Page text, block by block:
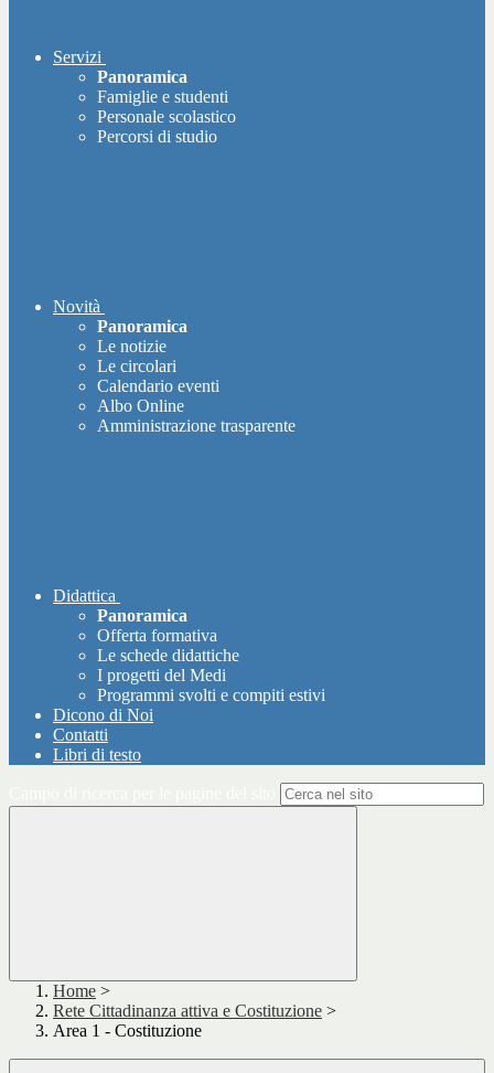
Servizi
Panoramica
Famiglie e studenti
Personale scolastico
Percorsi di studio
Novità
Panoramica
Le notizie
Le circolari
Calendario eventi
Albo Online
Amministrazione trasparente
Didattica
Panoramica
Offerta formativa
Le schede didattiche
I progetti del Medi
Programmi svolti e compiti estivi
Dicono di Noi
Contatti
Libri di testo
Home >
Rete Cittadinanza attiva e Costituzione >
Area 1 - Costituzione